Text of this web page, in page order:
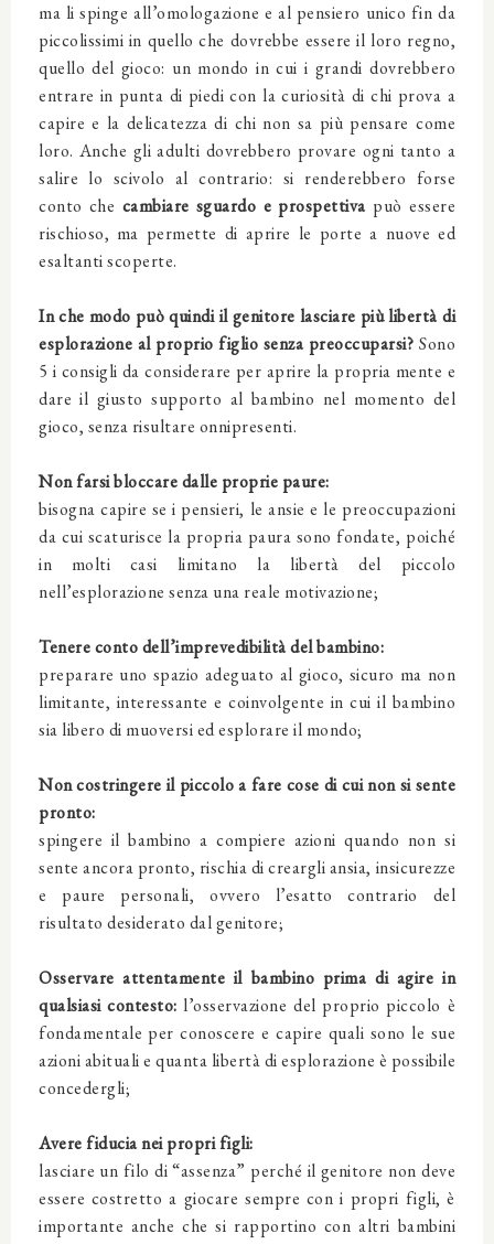
ma li spinge all’omologazione e al pensiero unico fin da
piccolissimi in quello che dovrebbe essere il loro regno,
quello del gioco: un mondo in cui i grandi dovrebbero
entrare in punta di piedi con la curiosità di chi prova a
capire e la delicatezza di chi non sa più pensare come
loro. Anche gli adulti dovrebbero provare ogni tanto a
salire lo scivolo al contrario: si renderebbero forse
conto che cambiare sguardo e prospettiva può essere
rischioso, ma permette di aprire le porte a nuove ed
esaltanti scoperte.
In che modo può quindi il genitore lasciare più libertà di
esplorazione al proprio figlio senza preoccuparsi? Sono
5 i consigli da considerare per aprire la propria mente e
dare il giusto supporto al bambino nel momento del
gioco, senza risultare onnipresenti.
Non farsi bloccare dalle proprie paure:
bisogna capire se i pensieri, le ansie e le preoccupazioni
da cui scaturisce la propria paura sono fondate, poiché
in molti casi limitano la libertà del piccolo
nell’esplorazione senza una reale motivazione;
Tenere conto dell’imprevedibilità del bambino:
preparare uno spazio adeguato al gioco, sicuro ma non
limitante, interessante e coinvolgente in cui il bambino
sia libero di muoversi ed esplorare il mondo;
Non costringere il piccolo a fare cose di cui non si sente
pronto:
spingere il bambino a compiere azioni quando non si
sente ancora pronto, rischia di creargli ansia, insicurezze
e paure personali, ovvero l’esatto contrario del
risultato desiderato dal genitore;
Osservare attentamente il bambino prima di agire in
qualsiasi contesto: l’osservazione del proprio piccolo è
fondamentale per conoscere e capire quali sono le sue
azioni abituali e quanta libertà di esplorazione è possibile
concedergli;
Avere fiducia nei propri figli:
lasciare un filo di “assenza” perché il genitore non deve
essere costretto a giocare sempre con i propri figli, è
importante anche che si rapportino con altri bambini